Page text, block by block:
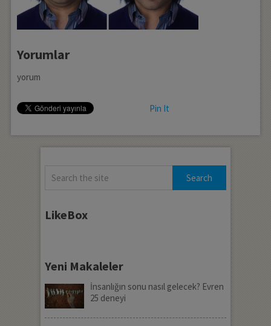
Yorumlar
yorum
Pin It
LikeBox
Yeni Makaleler
İnsanlığın sonu nasıl gelecek? Evren
25 deneyi